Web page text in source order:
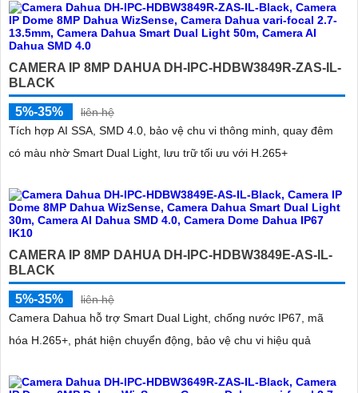
CAMERA IP 8MP DAHUA DH-IPC-HDBW3849R-ZAS-IL-
BLACK
5%-35%
liên hệ
Tích hợp AI SSA, SMD 4.0, bảo vệ chu vi thông minh, quay đêm
có màu nhờ Smart Dual Light, lưu trữ tối ưu với H.265+
CAMERA IP 8MP DAHUA DH-IPC-HDBW3849E-AS-IL-
BLACK
5%-35%
liên hệ
Camera Dahua hỗ trợ Smart Dual Light, chống nước IP67, mã
hóa H.265+, phát hiện chuyển động, bảo vệ chu vi hiệu quả